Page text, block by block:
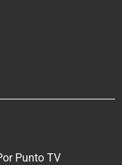
Punto TV